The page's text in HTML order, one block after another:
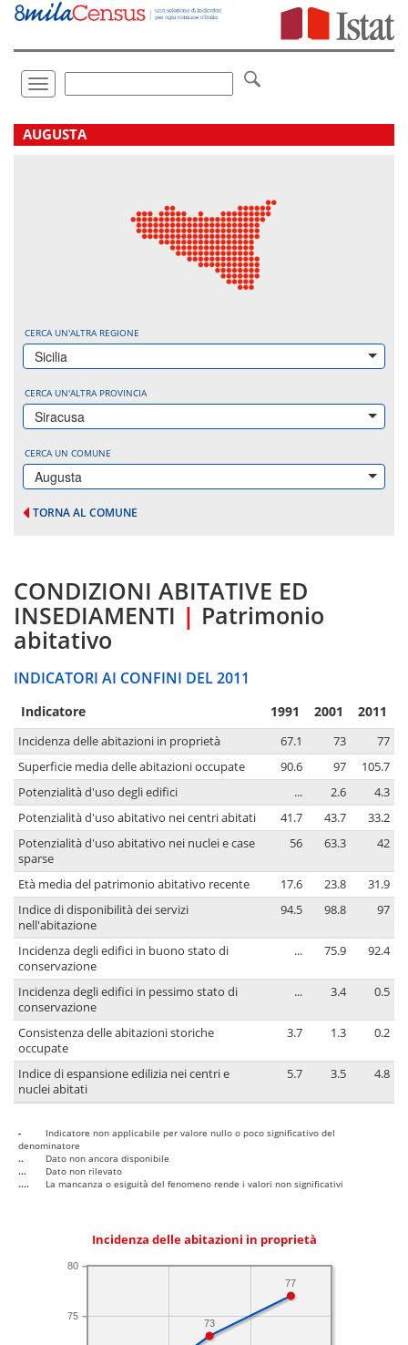
Vai
direttamente
Toggle
navigation
.
AUGUSTA
CERCA UN'ALTRA REGIONE
Sicilia
CERCA UN'ALTRA PROVINCIA
Siracusa
CERCA UN COMUNE
Augusta
TORNA AL COMUNE
CONDIZIONI ABITATIVE ED
INSEDIAMENTI | Patrimonio
abitativo
INDICATORI AI CONFINI DEL 2011
Indicatore 1991 2001 2011
Incidenza delle abitazioni in proprietà 67.1 73
77
Superficie media delle abitazioni occupate
90.6 97
105.7
Potenzialità d'uso degli edifici
... 2.6
4.3
Potenzialità d'uso abitativo nei centri abitati
41.7 43.7
33.2
Potenzialità d'uso abitativo nei nuclei e case
sparse
56 63.3 42
Età media del patrimonio abitativo recente 17.6 23.8
31.9
Indice di disponibilità dei servizi
nell'abitazione
94.5 98.8 97
Incidenza degli edifici in buono stato di
conservazione
... 75.9 92.4
Incidenza degli edifici in pessimo stato di
conservazione
... 3.4 0.5
Consistenza delle abitazioni storiche
occupate
3.7 1.3 0.2
Indice di espansione edilizia nei centri e
nuclei abitati
5.7 3.5 4.8
-
Indicatore non applicabile per valore nullo o poco significativo del
denominatore
..
Dato non ancora disponibile
...
Dato non rilevato
....
La mancanza o esiguità del fenomeno rende i valori non significativi
Incidenza delle abitazioni in proprietà
75
80
77
73